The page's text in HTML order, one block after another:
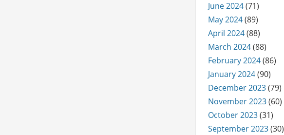
June 2024(71)
May 2024(89)
April 2024(88)
March 2024(88)
February 2024(86)
January 2024(90)
December 2023(79)
November 2023(60)
October 2023(31)
September 2023(30)